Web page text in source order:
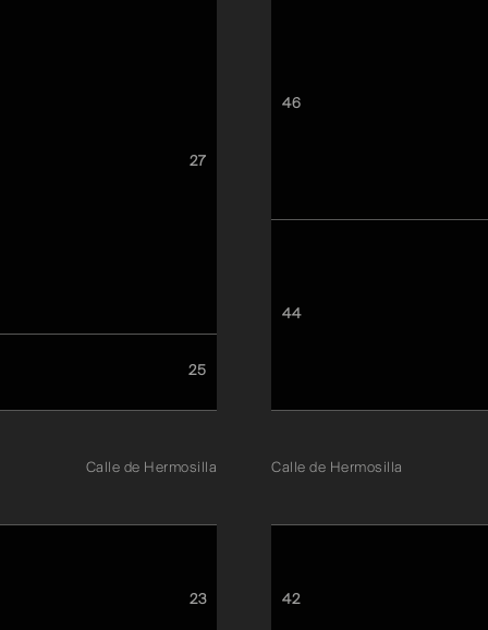
46
44
Calle de Hermosilla
42
27
25
Calle de Hermosilla
23